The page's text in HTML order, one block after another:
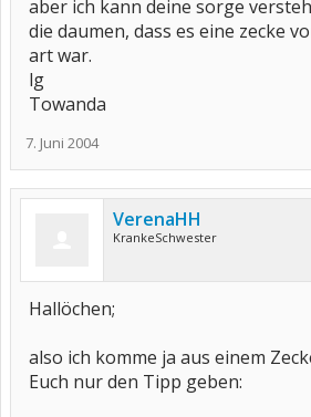
aber ich kann deine sorge
die daumen, dass es eine zecke
art war.
lg
Towanda
7. Juni 2004
VerenaHH
KrankeSchwester
Hallöchen;
also ich komme ja aus einem
Euch nur den Tipp geben: